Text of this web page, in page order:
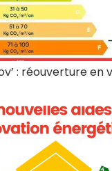
: réouverture en